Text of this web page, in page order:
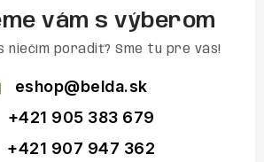
vám s výberom
niečím poradiť? Sme tu pre vás!
eshop@belda.sk
+421 905 383 679
+421 907 947 362